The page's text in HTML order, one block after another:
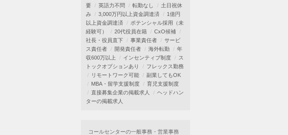
要
英語力不問 転勤なし
土日祝休
み
3,000万円以上資金調達済
1億円
以上資金調達済
ポテンシャル採用（未
経験可）
20代役員在籍
CxO候補
社長・役員直下
事業責任者
サービ
ス責任者
開発責任者 海外転勤
年
収600万以上
インセンティブ制度
ス
トックオプションあり
フレックス勤務
リモートワーク可能
副業してもOK
MBA・留学支援制度
育児支援制度
直接募集企業の掲載求人
ヘッドハン
ターの掲載求人
コールセンターの一般事務・営業事務